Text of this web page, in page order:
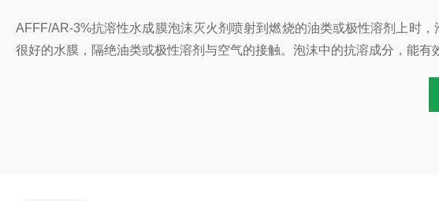
AFFF/AR-3%抗溶性水成膜泡沫灭火剂喷射到燃烧的油类或极性溶剂上时
很好的水膜，隔绝油类或极性溶剂与空气的接触。泡沫中的抗溶成分，能